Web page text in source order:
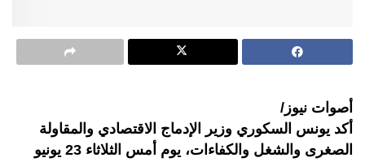
أصوات نيوز/
أكد يونس السكوري وزير الإدماج الاقتصادي والمقاولة
الصغرى والشغل والكفاءات، يوم أمس الثلاثاء 23 يونيو